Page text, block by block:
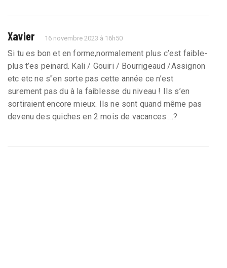
Xavier 16 novembre 2023 à 16h50
Si tu es bon et en forme,normalement plus c’est faible-
plus t’es peinard. Kali / Gouiri / Bourrigeaud /Assignon
etc etc ne s"en sorte pas cette année ce n’est
surement pas du à la faiblesse du niveau ! Ils s’en
sortiraient encore mieux. Ils ne sont quand même pas
devenu des quiches en 2 mois de vacances ...?